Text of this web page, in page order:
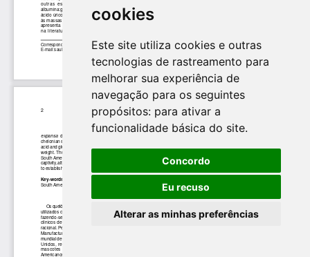
cookies
Este site utiliza cookies e outras
tecnologias de rastreamento para
melhorar sua experiência de
navegação para os seguintes
propósitos: para ativar a
funcionalidade básica do site.
Concordo
Eu recuso
Alterar as minhas preferências